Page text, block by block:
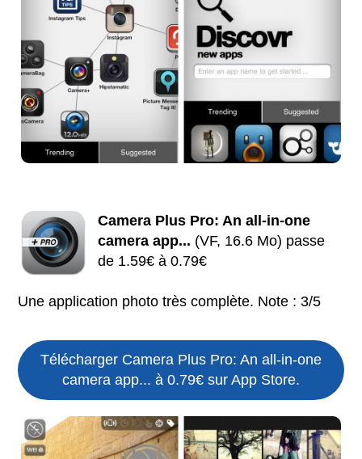
Camera Plus Pro: An all-in-one
camera app... (VF, 16.6 Mo) passe
de 1.59€ à 0.79€
Une application photo très complète. Note : 3/5
Télécharger Camera Plus Pro: An all-in-one
camera app... à 0.79€ sur App Store.